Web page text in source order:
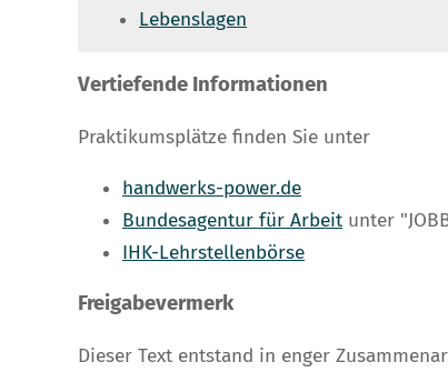
Lebenslagen
Vertiefende Informationen
Praktikumsplätze finden Sie unter
handwerks-power.de
Bundesagentur für Arbeit unter
IHK-Lehrstellenbörse
Freigabevermerk
Dieser Text entstand in enger